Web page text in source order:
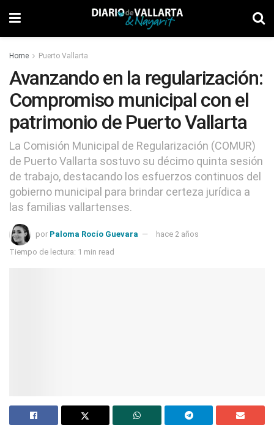
Home Puerto Vallarta
Avanzando en la regularización:
Compromiso municipal con el
patrimonio de Puerto Vallarta
La Comisión Municipal de Regularización (COMUR)
de Puerto Vallarta sostuvo su décimo quinta sesión
de trabajo, destacando los esfuerzos continuos del
gobierno municipal para brindar certeza jurídica a
las familias vallartenses.
por Paloma Rocío Guevara
hace 2 años
Tiempo de lectura: 1 min read